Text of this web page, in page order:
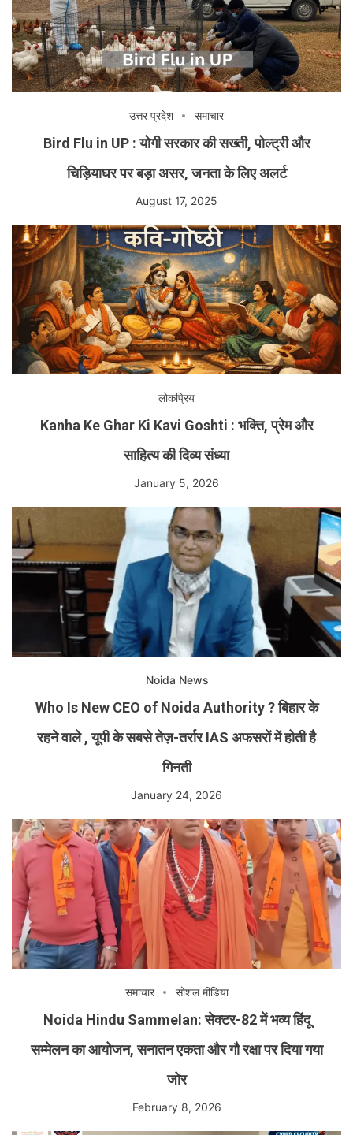
उत्तर प्रदेश समाचार
Bird Flu in UP : योगी सरकार की सख्ती, पोल्ट्री और
चिड़ियाघर पर बड़ा असर, जनता के लिए अलर्ट
August 17, 2025
लोकप्रिय
Kanha Ke Ghar Ki Kavi Goshti : भक्ति, प्रेम और
साहित्य की दिव्य संध्या
January 5, 2026
Noida News
Who Is New CEO of Noida Authority ? बिहार के
रहने वाले , यूपी के सबसे तेज़-तर्रार IAS अफसरों में होती है
गिनती
January 24, 2026
समाचार सोशल मीडिया
Noida Hindu Sammelan: सेक्टर-82 में भव्य हिंदू
सम्मेलन का आयोजन, सनातन एकता और गौ रक्षा पर दिया गया
जोर
February 8, 2026